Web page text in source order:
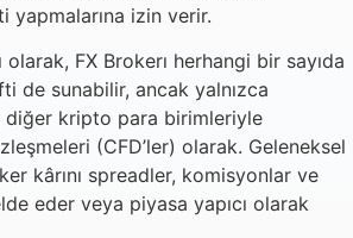
yapmalarına izin verir.
olarak, FX Brokerı herhangi bir sayıda
de sunabilir, ancak yalnızca
diğer kripto para birimleriyle
(CFD’ler) olarak. Geleneksel
kârını spreadler, komisyonlar ve
eder veya piyasa yapıcı olarak